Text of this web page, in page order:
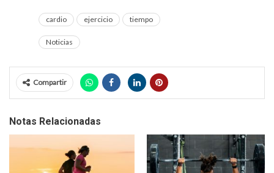
cardio ejercicio tiempo
Noticias
Compartir
Notas Relacionadas